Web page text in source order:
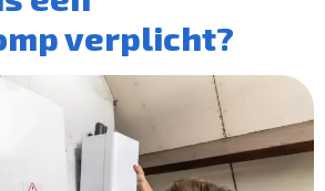
verplicht?